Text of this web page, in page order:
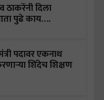
दिला
आता पुढे काय….
पदावर एकनाथ
शिंदेच शिक्षण